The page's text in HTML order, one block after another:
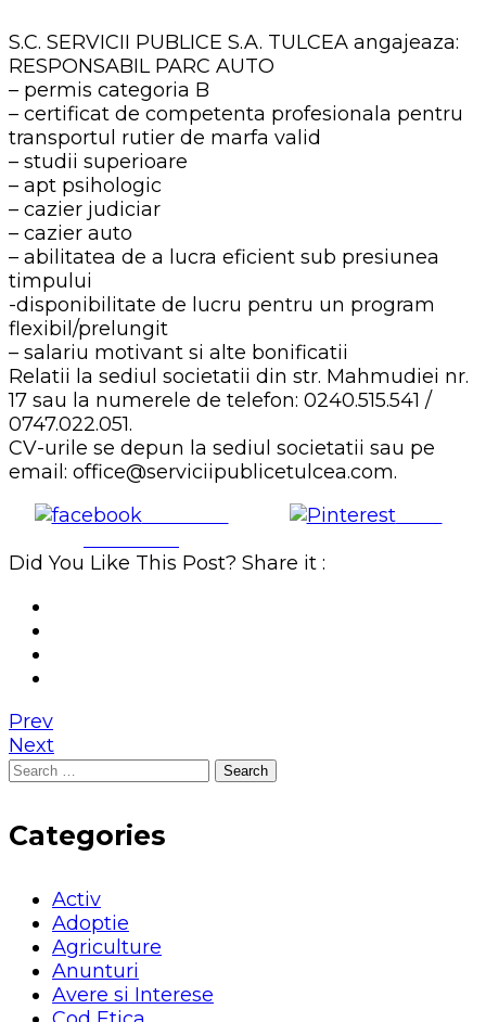
S.C. SERVICII PUBLICE S.A. TULCEA angajeaza:
RESPONSABIL PARC AUTO
– permis categoria B
– certificat de competenta profesionala pentru
transportul rutier de marfa valid
– studii superioare
– apt psihologic
– cazier judiciar
– cazier auto
– abilitatea de a lucra eficient sub presiunea
timpului
-disponibilitate de lucru pentru un program
flexibil/prelungit
– salariu motivant si alte bonificatii
Relatii la sediul societatii din str. Mahmudiei nr.
17 sau la numerele de telefon: 0240.515.541 /
0747.022.051.
CV-urile se depun la sediul societatii sau pe
email: office@serviciipublicetulcea.com.
Share on
Save
Did You Like This Post? Share it :
Prev
Next
Search
Categories
Activ
Adoptie
Agriculture
Anunturi
Avere si Interese